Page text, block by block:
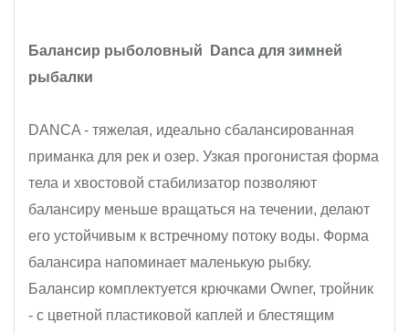
Балансир рыболовный Danca для зимней
рыбалки
DANCA - тяжелая, идеально сбалансированная
приманка для рек и озер. Узкая прогонистая форма
тела и хвостовой стабилизатор позволяют
балансиру меньше вращаться на течении, делают
его устойчивым к встречному потоку воды. Форма
балансира напоминает маленькую рыбку.
Балансир комплектуется крючками Owner, тройник
- с цветной пластиковой каплей и блестящим